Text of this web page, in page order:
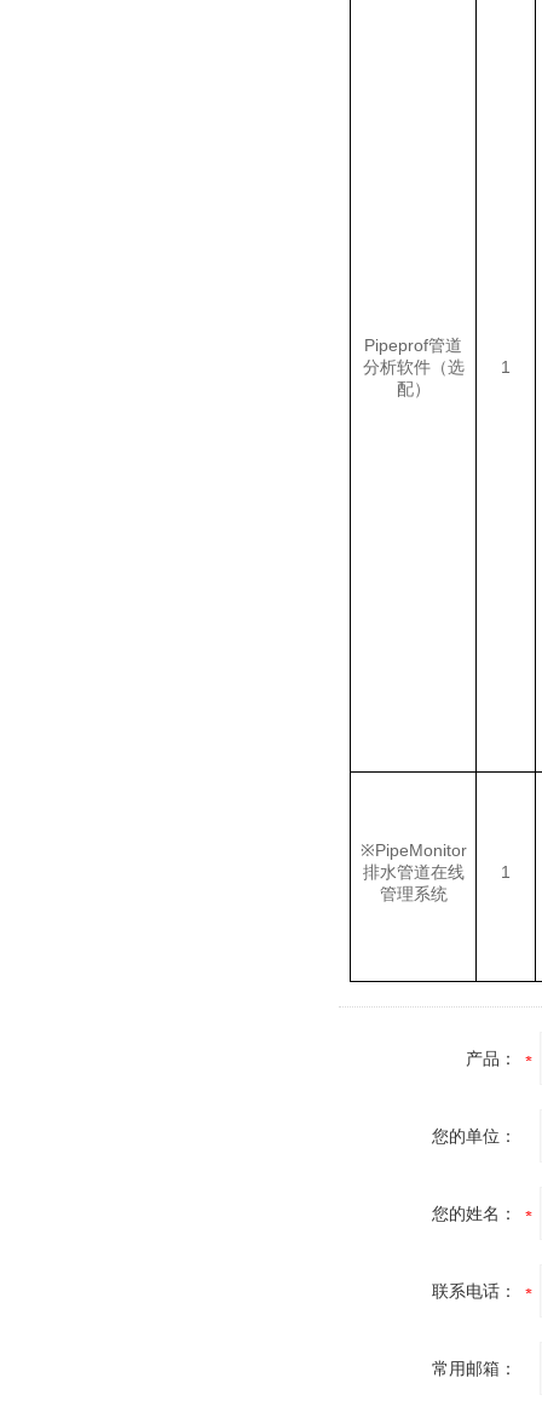
Pipeprof管道
分析软件（选
配）
1
※PipeMonitor
排水管道在线
管理系统
1
产品：
您的单位：
您的姓名：
联系电话：
常用邮箱：